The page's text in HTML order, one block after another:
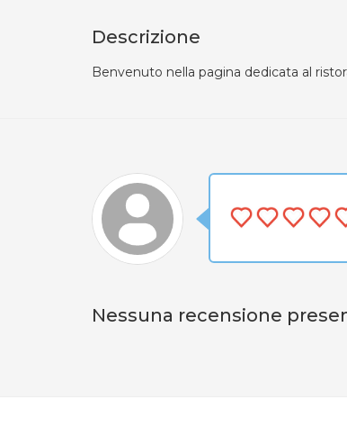
Descrizione
Benvenuto nella pagina dedicata al
Nessuna recensione